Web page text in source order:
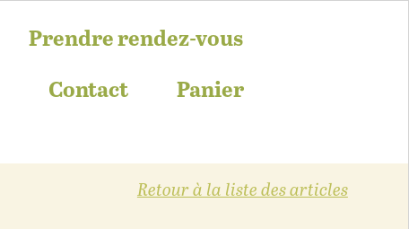
Prendre rendez-vous
Contact Panier
Retour à la liste des articles